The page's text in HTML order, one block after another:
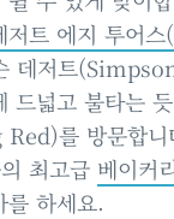
저트 에지 투어
데저트
드넓고 불타는
를 방문합니
최고급 베이커
를 하세요.